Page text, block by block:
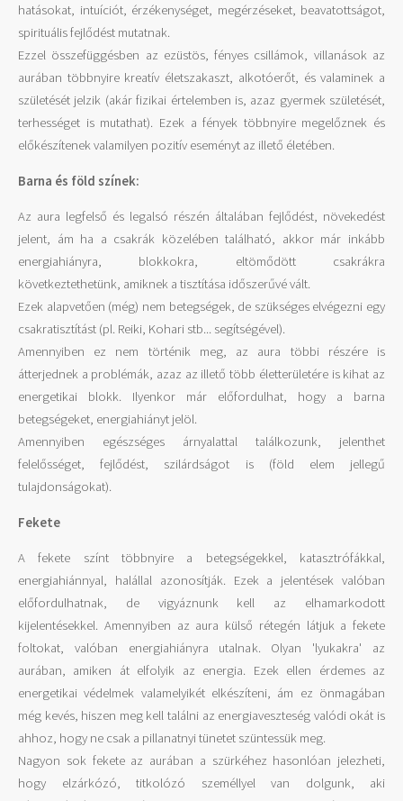
hatásokat, intuíciót, érzékenységet, megérzéseket, beavatottságot,
spirituális fejlődést mutatnak.
Ezzel összefüggésben az ezüstös, fényes csillámok, villanások az
aurában többnyire kreatív életszakaszt, alkotóerőt, és valaminek a
születését jelzik (akár fizikai értelemben is, azaz gyermek születését,
terhességet is mutathat). Ezek a fények többnyire megelőznek és
előkészítenek valamilyen pozitív eseményt az illető életében.
Barna és föld színek:
Az aura legfelső és legalsó részén általában fejlődést, növekedést
jelent, ám ha a csakrák közelében található, akkor már inkább
energiahiányra, blokkokra, eltömődött csakrákra
következtethetünk, amiknek a tisztítása időszerűvé vált.
Ezek alapvetően (még) nem betegségek, de szükséges elvégezni egy
csakratisztítást (pl. Reiki, Kohari stb... segítségével).
Amennyiben ez nem történik meg, az aura többi részére is
átterjednek a problémák, azaz az illető több életterületére is kihat az
energetikai blokk. Ilyenkor már előfordulhat, hogy a barna
betegségeket, energiahiányt jelöl.
Amennyiben egészséges árnyalattal találkozunk, jelenthet
felelősséget, fejlődést, szilárdságot is (föld elem jellegű
tulajdonságokat).
Fekete
A fekete színt többnyire a betegségekkel, katasztrófákkal,
energiahiánnyal, halállal azonosítják. Ezek a jelentések valóban
előfordulhatnak, de vigyáznunk kell az elhamarkodott
kijelentésekkel. Amennyiben az aura külső rétegén látjuk a fekete
foltokat, valóban energiahiányra utalnak. Olyan 'lyukakra' az
aurában, amiken át elfolyik az energia. Ezek ellen érdemes az
energetikai védelmek valamelyikét elkészíteni, ám ez önmagában
még kevés, hiszen meg kell találni az energiaveszteség valódi okát is
ahhoz, hogy ne csak a pillanatnyi tünetet szüntessük meg.
Nagyon sok fekete az aurában a szürkéhez hasonlóan jelezheti,
hogy elzárkózó, titkolózó személlyel van dolgunk, aki